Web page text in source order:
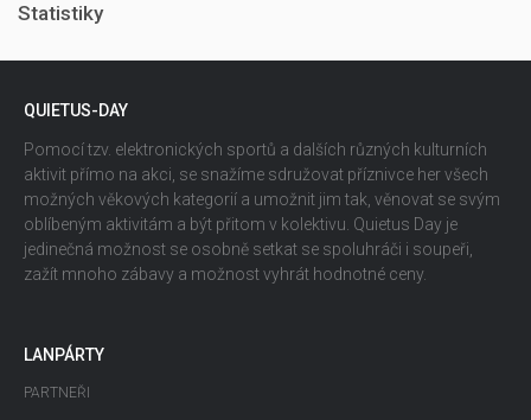
Statistiky
QUIETUS-DAY
Pomocí tzv. elektronických sportů a dalších různých kulturních
aktivit přímo na akci, se snažíme sdružovat příznivce her všech
možných věkových kategorií a umožnit jim tak, věnovat se svým
oblíbeným aktivitám a být přitom v kolektivu. Quietus Day je
jedinečná možnost se osobně setkat se spoluhráči i soupeři,
zažít mnoho zábavy a možnost vyhrát hodnotné ceny.
LANPÁRTY
PARTNEŘI